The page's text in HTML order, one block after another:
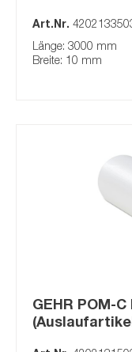
Art.Nr.
Länge: 3000 mm
Breite: 10 mm
GEHR POM-